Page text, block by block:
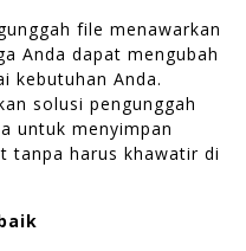
file menawarkan
Anda dapat mengubah
kebutuhan Anda.
solusi pengunggah
untuk menyimpan
tanpa harus khawatir di